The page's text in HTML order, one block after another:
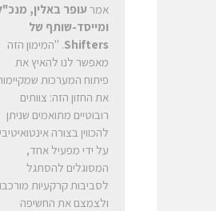
אמר עופר באלין,
ומייסד-שותף של
Shifters. "המימון הזה
מאפשר לנו להאיץ את
פיתוח המערכות
את החזון הזה: צוותים
רובוטיים מתואמים שניתן
להכווין בצורה
על ידי מפעיל אחד,
המסוגלים להסתגל
לסביבות קרקעיות
ולצמצם את החשיפה